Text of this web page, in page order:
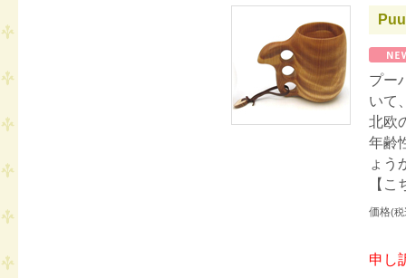
プー
いて
北欧
年齢
ょう
【
価格(税
申し